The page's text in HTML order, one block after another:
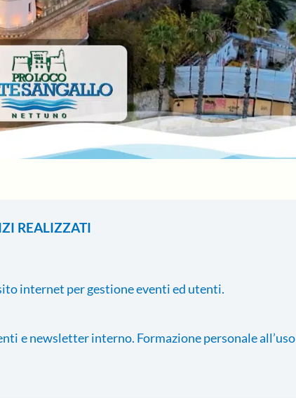
REALIZZATI
internet per gestione eventi ed utenti.
e newsletter interno. Formazione personale all’uso